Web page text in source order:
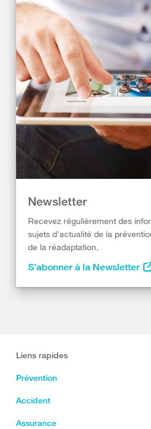
Newsletter
Recevez régulièrement des
sujets d’actualité de la
de la réadaptation.
S’abonner à la Newsletter
Liens rapides
Prévention
Accident
Assurance